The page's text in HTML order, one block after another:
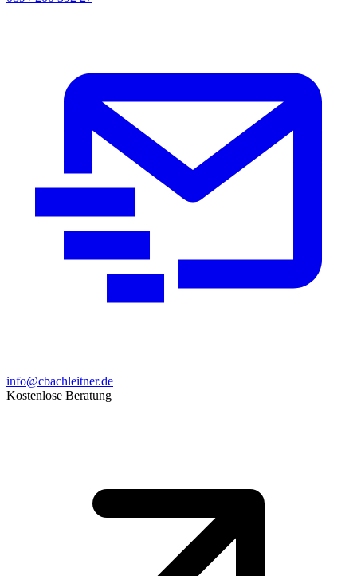
info@cbachleitner.de
Kostenlose Beratung